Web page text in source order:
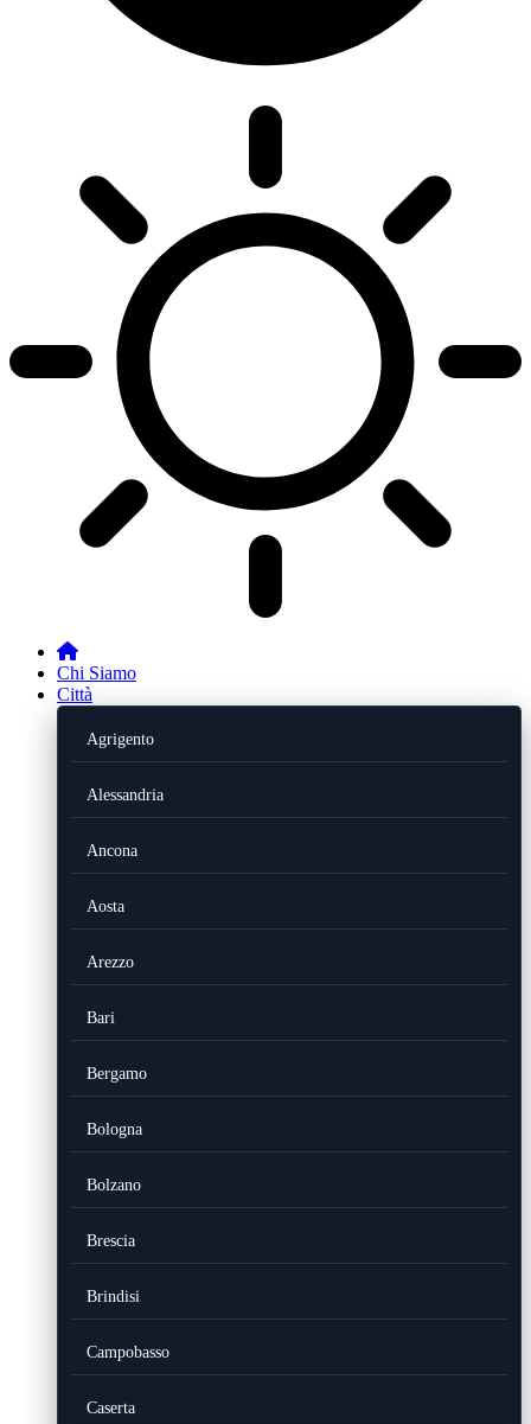
Chi Siamo
Città
Agrigento
Alessandria
Ancona
Aosta
Arezzo
Bari
Bergamo
Bologna
Bolzano
Brescia
Brindisi
Campobasso
Caserta